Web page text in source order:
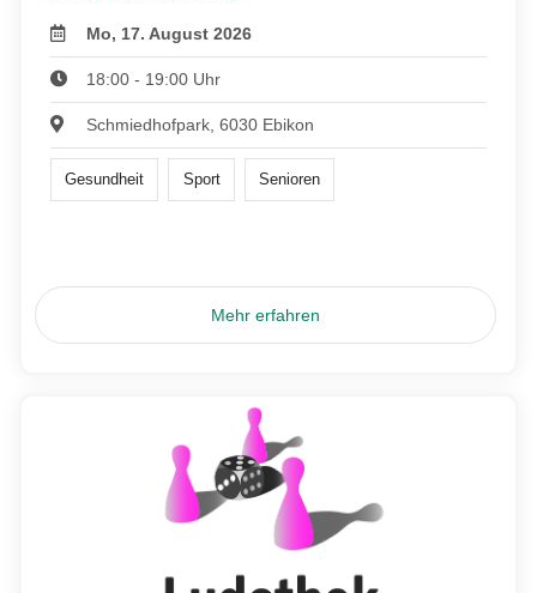
Mo, 17. August 2026
18:00 - 19:00 Uhr
Schmiedhofpark, 6030 Ebikon
Gesundheit Sport Senioren
Mehr erfahren